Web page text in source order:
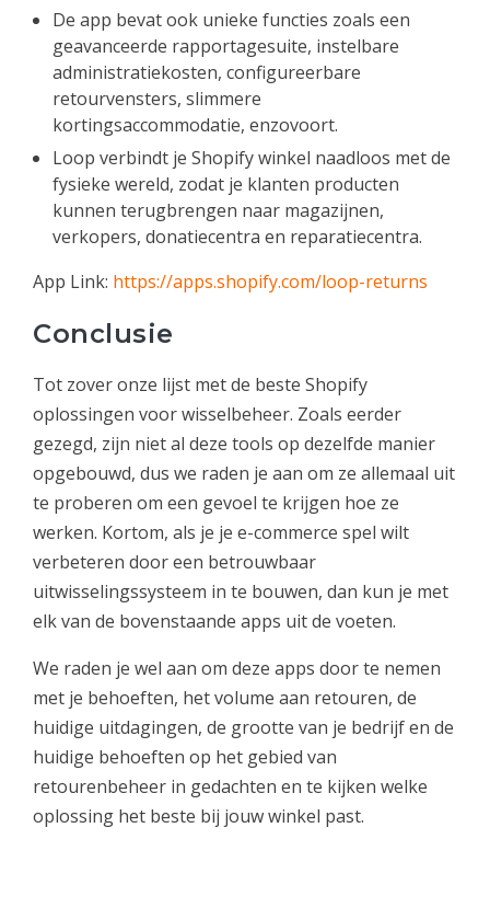
De app bevat ook unieke functies zoals een
geavanceerde rapportagesuite, instelbare
administratiekosten, configureerbare
retourvensters, slimmere
kortingsaccommodatie, enzovoort.
Loop verbindt je Shopify winkel naadloos met de
fysieke wereld, zodat je klanten producten
kunnen terugbrengen naar magazijnen,
verkopers, donatiecentra en reparatiecentra.
App Link: https://apps.shopify.com/loop-returns
Conclusie
Tot zover onze lijst met de beste Shopify
oplossingen voor wisselbeheer. Zoals eerder
gezegd, zijn niet al deze tools op dezelfde manier
opgebouwd, dus we raden je aan om ze allemaal uit
te proberen om een gevoel te krijgen hoe ze
werken. Kortom, als je je e-commerce spel wilt
verbeteren door een betrouwbaar
uitwisselingssysteem in te bouwen, dan kun je met
elk van de bovenstaande apps uit de voeten.
We raden je wel aan om deze apps door te nemen
met je behoeften, het volume aan retouren, de
huidige uitdagingen, de grootte van je bedrijf en de
huidige behoeften op het gebied van
retourenbeheer in gedachten en te kijken welke
oplossing het beste bij jouw winkel past.